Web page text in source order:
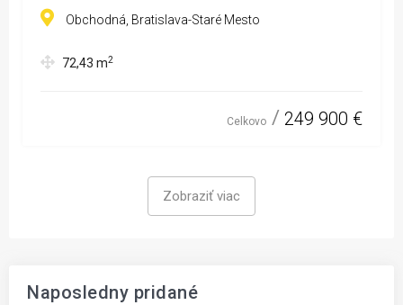
Mesto
Obchodná, Bratislava-Staré Mesto
72,43 m2
Celkovo 249 900 €
Zobraziť viac
Naposledny pridané